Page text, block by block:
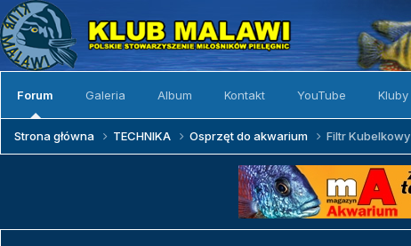
Forum Galeria Album Kontakt YouTube Kluby
Strona główna TECHNIKA Osprzęt do akwarium Filtr Kubelkowy